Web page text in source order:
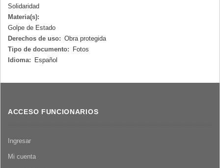
Solidaridad
Materia(s):
Golpe de Estado
Derechos de uso: Obra protegida
Tipo de documento:
Fotos
Idioma:
Español
ACCESO FUNCIONARIOS
Ingresar
Mi cuenta